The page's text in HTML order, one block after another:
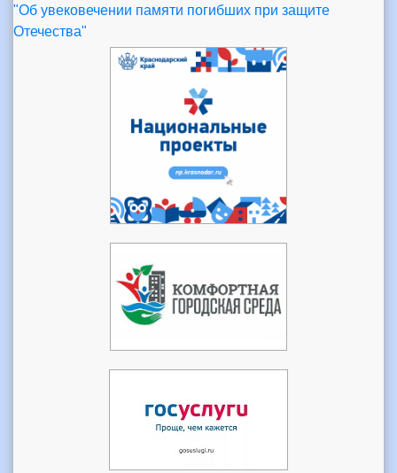
"Об увековечении памяти погибших при защите
Отечества"